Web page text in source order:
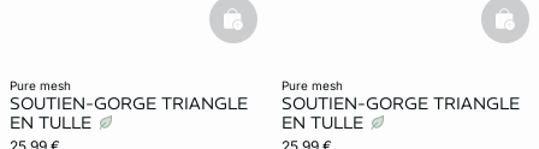
pure mesh
SOUTIEN-GORGE TRIANGLE
EN TULLE
basketfull
pure mesh
SOUTIEN-GORGE TRIANGLE
EN TULLE